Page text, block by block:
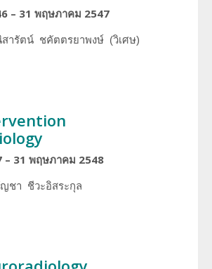
– 31 พฤษภาคม 2547
ารัตน์ ชคัตตรยาพงษ์ (วิเศษ)
– 31 พฤษภาคม 2548
ชา ชีวะอิสระกุล